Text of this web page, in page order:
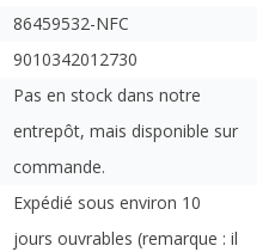
86459532-NFC
9010342012730
Pas en stock dans notre
entrepôt, mais disponible sur
commande.
Expédié sous environ 10
jours ouvrables (remarque : il